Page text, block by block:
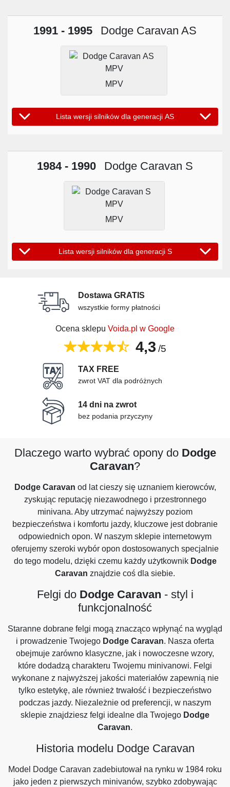
1991 - 1995 Dodge Caravan AS
MPV
Lista wersji silników dla generacji AS
1984 - 1990 Dodge Caravan S
MPV
Lista wersji silników dla generacji S
Dostawa GRATIS
wszystkie formy płatności
Ocena sklepu Voida.pl w Google
4,3 /5
TAX FREE
zwrot VAT dla podróżnych
14 dni na zwrot
bez podania przyczyny
Dlaczego warto wybrać opony do Dodge
Caravan?
Dodge Caravan od lat cieszy się uznaniem kierowców,
zyskując reputację niezawodnego i przestronnego
minivana. Aby utrzymać najwyższy poziom
bezpieczeństwa i komfortu jazdy, kluczowe jest dobranie
odpowiednich opon. W naszym sklepie internetowym
oferujemy szeroki wybór opon dostosowanych specjalnie
do tego modelu, dzięki czemu każdy użytkownik Dodge
Caravan znajdzie coś dla siebie.
Felgi do Dodge Caravan - styl i
funkcjonalność
Staranne dobrane felgi mogą znacząco wpłynąć na wygląd
i prowadzenie Twojego Dodge Caravan. Nasza oferta
obejmuje zarówno klasyczne, jak i nowoczesne wzory,
które dodadzą charakteru Twojemu minivanowi. Felgi
wykonane z najwyższej jakości materiałów zapewnią nie
tylko estetykę, ale również trwałość i bezpieczeństwo
podczas jazdy. Niezależnie od preferencji, w naszym
sklepie znajdziesz felgi idealne dla Twojego Dodge
Caravan.
Historia modelu Dodge Caravan
Model Dodge Caravan zadebiutował na rynku w 1984 roku
jako jeden z pierwszych minivanów, szybko zdobywając